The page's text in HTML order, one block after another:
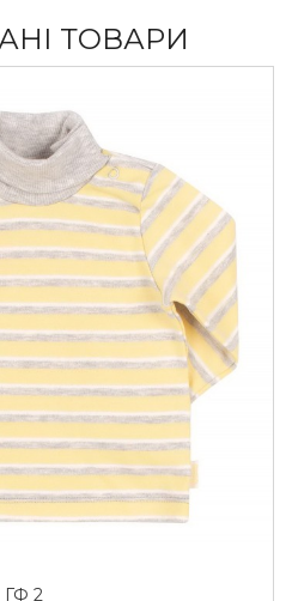
ТОВАРИ
ГФ 2